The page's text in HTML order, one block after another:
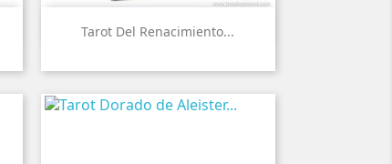
Tarot Del Renacimiento...
 Vista rápida